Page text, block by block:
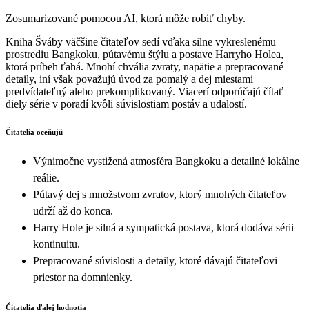
Zosumarizované pomocou AI, ktorá môže robiť chyby.
Kniha Šváby väčšine čitateľov sedí vďaka silne vykreslenému
prostrediu Bangkoku, pútavému štýlu a postave Harryho Holea,
ktorá príbeh ťahá. Mnohí chvália zvraty, napätie a prepracované
detaily, iní však považujú úvod za pomalý a dej miestami
predvídateľný alebo prekomplikovaný. Viacerí odporúčajú čítať
diely série v poradí kvôli súvislostiam postáv a udalostí.
Čitatelia oceňujú
Výnimočne vystižená atmosféra Bangkoku a detailné lokálne
reálie.
Pútavý dej s množstvom zvratov, ktorý mnohých čitateľov
udrží až do konca.
Harry Hole je silná a sympatická postava, ktorá dodáva sérii
kontinuitu.
Prepracované súvislosti a detaily, ktoré dávajú čitateľovi
priestor na domnienky.
Čitatelia ďalej hodnotia